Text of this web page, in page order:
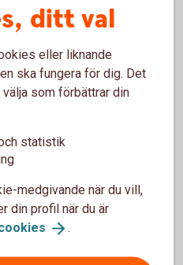
ditt företag.
motbedrägeri
för
hur ni ska hantera känslig
ditt val
eller liknande
ska fungera för dig. Det
som förbättrar din
statistik
medgivande när du vill,
din profil när du är
.